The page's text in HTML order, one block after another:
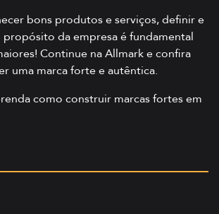
bons produtos e serviços, definir e
da empresa é fundamental
Continue na Allmark e confira
uma marca forte e autêntica.
como construir marcas fortes em